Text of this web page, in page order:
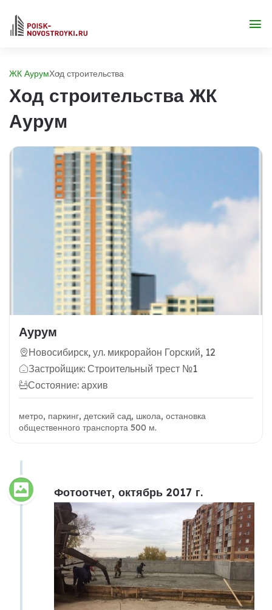
ЖК АурумХод строительства
Ход строительства ЖК
Аурум
Аурум
Новосибирск, ул. микрорайон Горский, 12
Застройщик: Строительный трест №1
Состояние: архив
метро, паркинг, детский сад, школа, остановка
общественного транспорта 500 м.
Фотоотчет, октябрь 2017 г.